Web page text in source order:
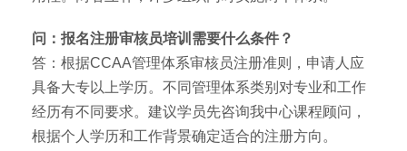
问：报名注册审核员培训需要什么条件？
答：根据CCAA管理体系审核员注册准则，申请人应
具备大专以上学历。不同管理体系类别对专业和工作
经历有不同要求。建议学员先咨询我中心课程顾问，
根据个人学历和工作背景确定适合的注册方向。